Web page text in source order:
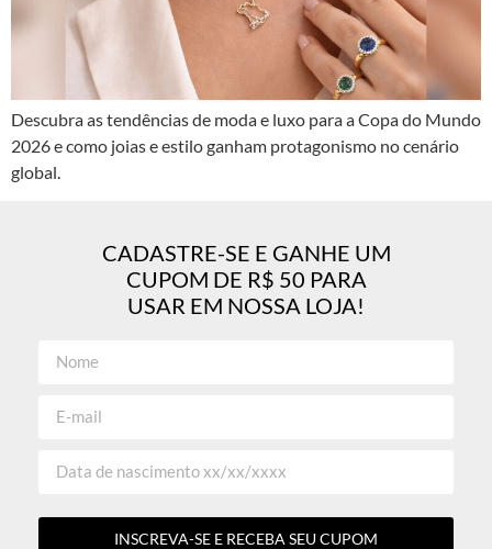
Descubra as tendências de moda e luxo para a Copa do Mundo
2026 e como joias e estilo ganham protagonismo no cenário
global.
CADASTRE-SE E GANHE UM
CUPOM DE R$ 50 PARA
USAR EM NOSSA LOJA!
INSCREVA-SE E RECEBA SEU CUPOM